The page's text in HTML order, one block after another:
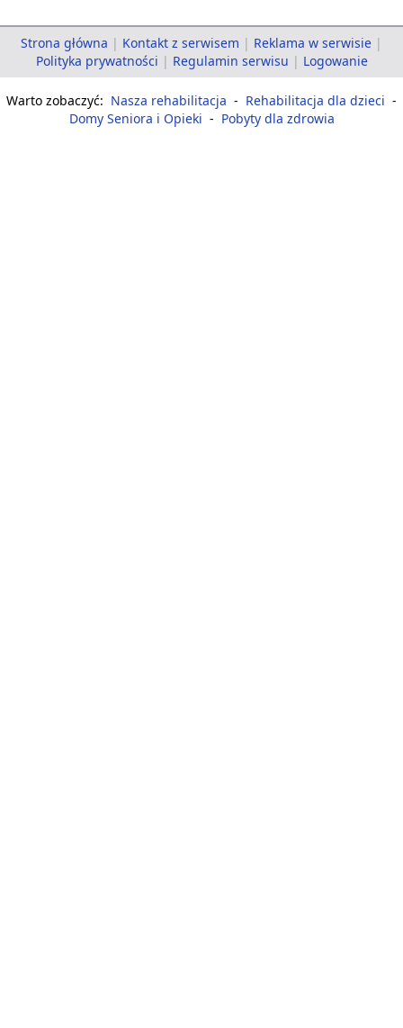
Strona główna | Kontakt z serwisem | Reklama w serwisie |
Polityka prywatności | Regulamin serwisu | Logowanie
Warto zobaczyć: Nasza rehabilitacja - Rehabilitacja dla dzieci -
Domy Seniora i Opieki - Pobyty dla zdrowia